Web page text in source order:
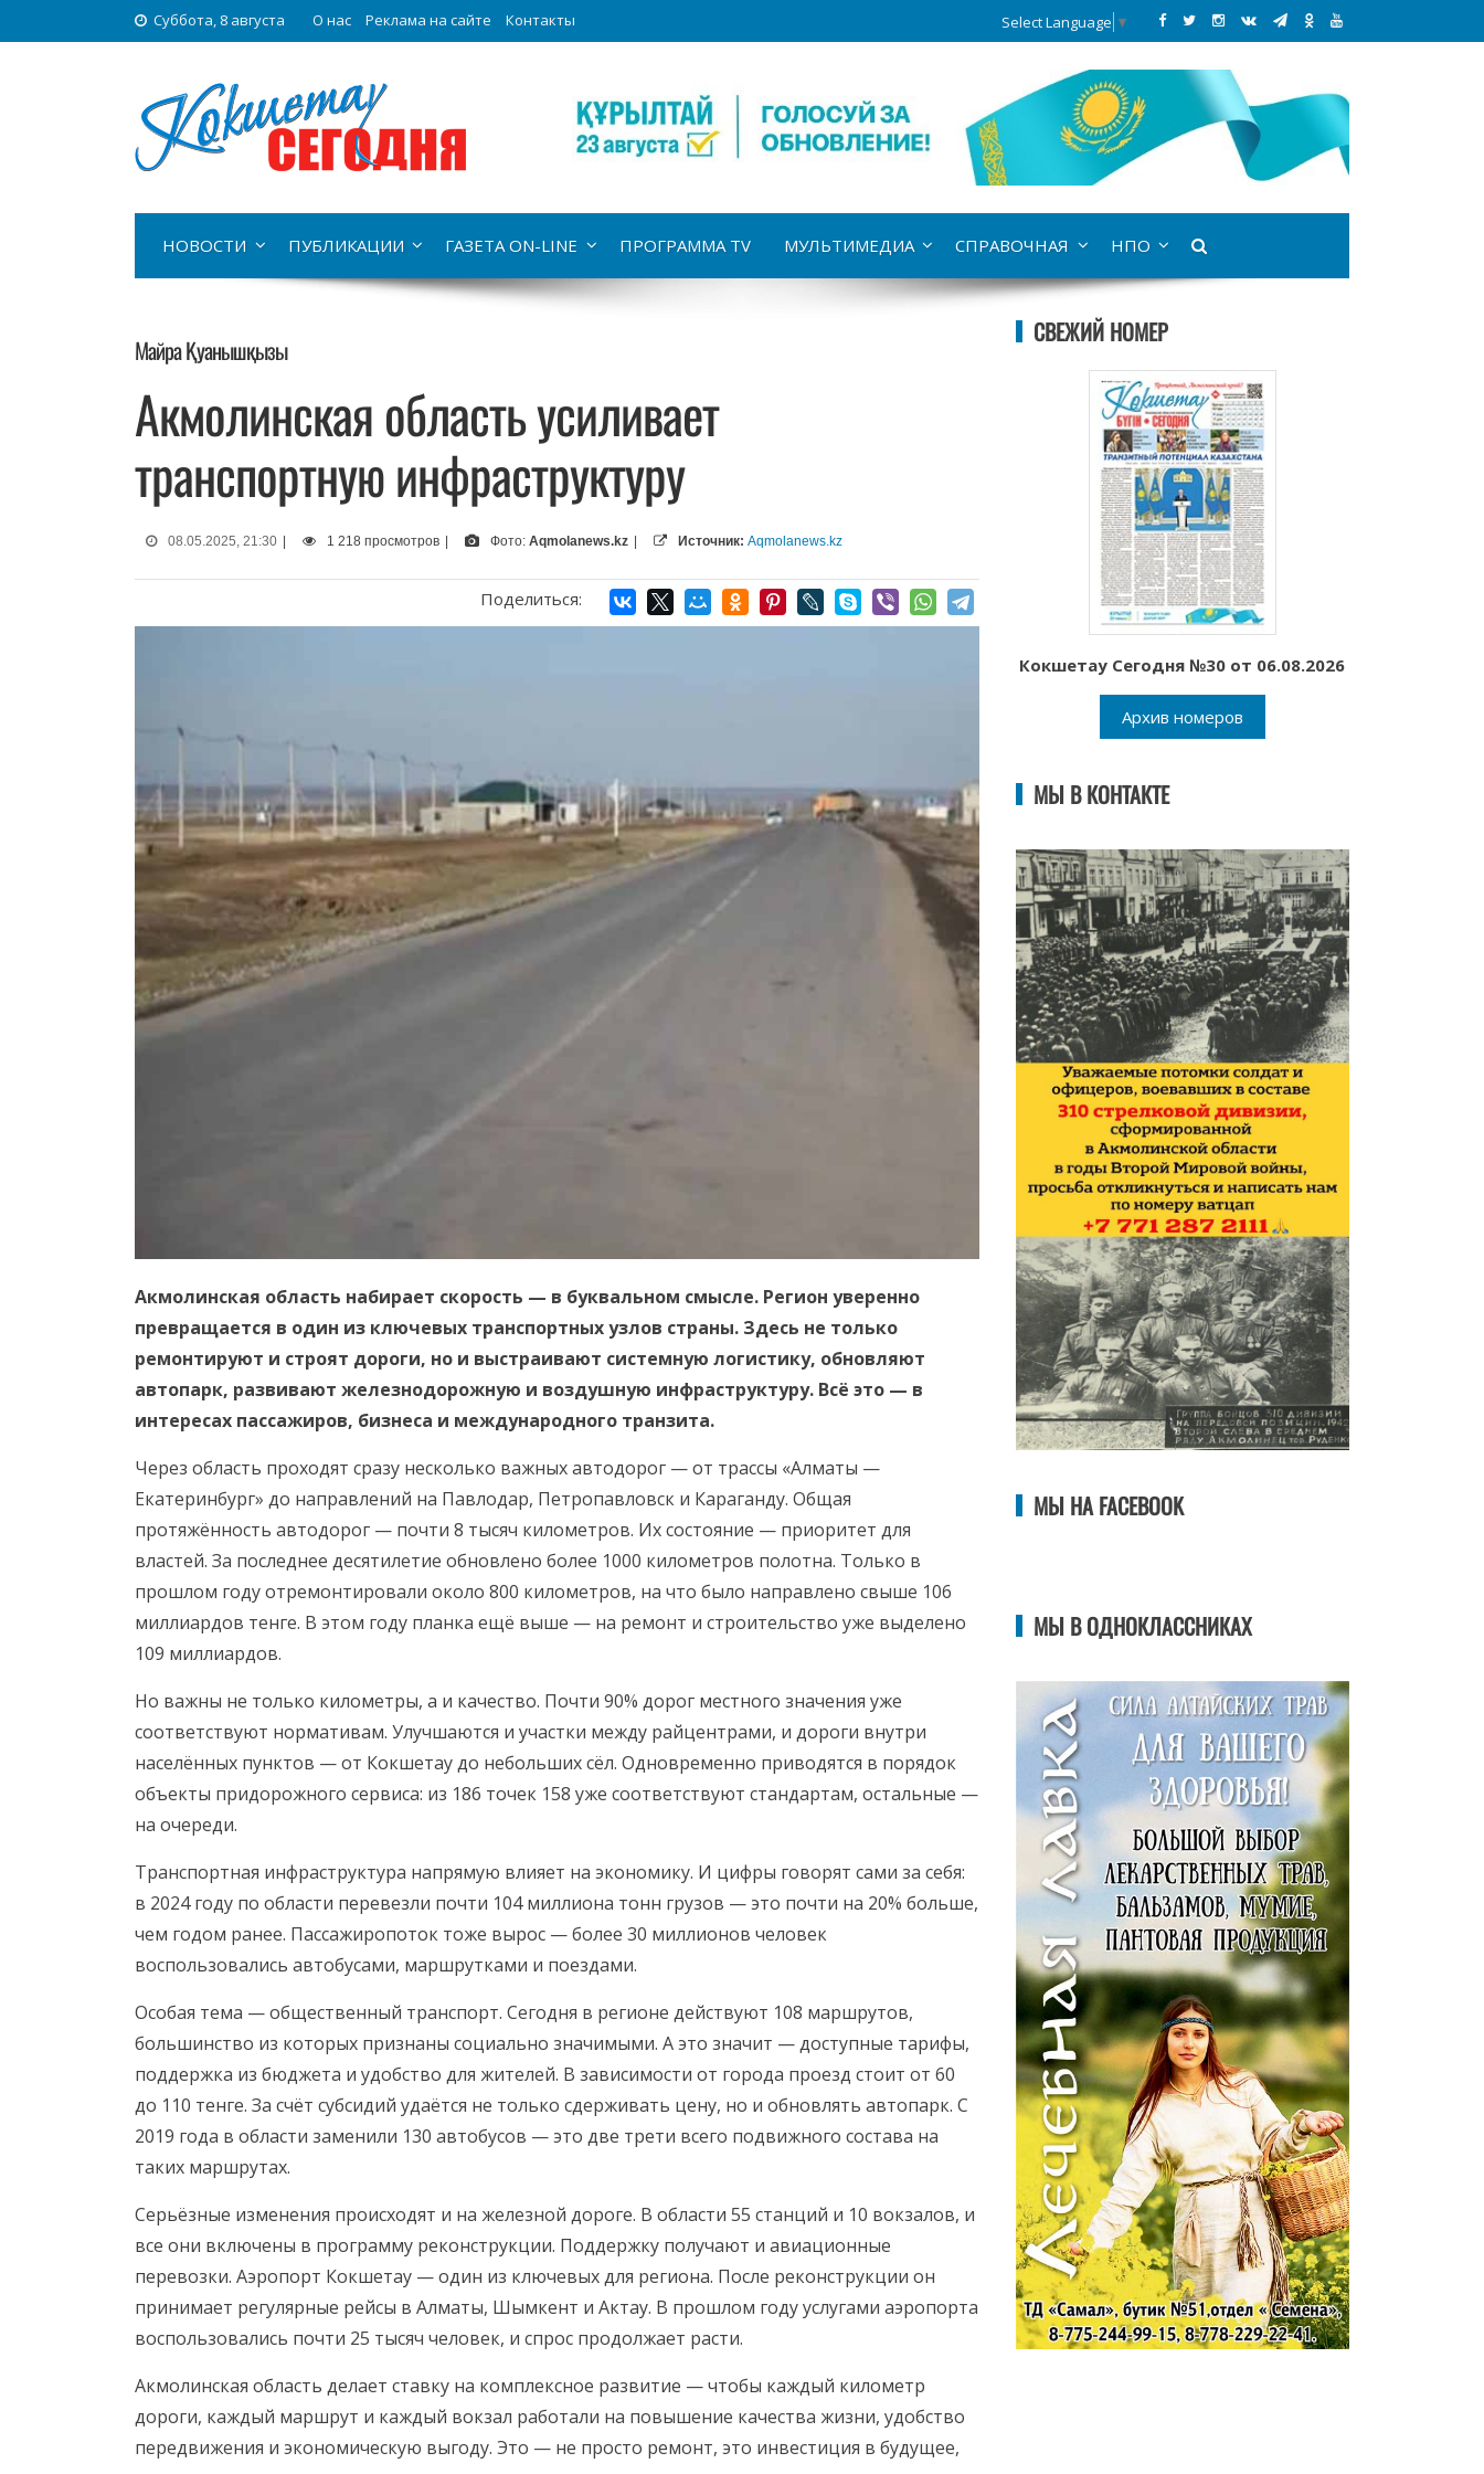
Суббота, 8 августа О нас Реклама на сайте Контакты Select Language ▼
НОВОСТИ ПУБЛИКАЦИИ ГАЗЕТА ON-LINE ПРОГРАММА TV МУЛЬТИМЕДИА СПРАВОЧНАЯ НПО
Майра Қуанышқызы
Акмолинская область усиливает
транспортную инфраструктуру
08.05.2025, 21:30 | 1 218 просмотров | Фото: Aqmolanews.kz | Источник: Aqmolanews.kz
Поделиться:
Акмолинская область набирает скорость — в буквальном смысле. Регион уверенно
превращается в один из ключевых транспортных узлов страны. Здесь не только
ремонтируют и строят дороги, но и выстраивают системную логистику, обновляют
автопарк, развивают железнодорожную и воздушную инфраструктуру. Всё это — в
интересах пассажиров, бизнеса и международного транзита.
Через область проходят сразу несколько важных автодорог — от трассы «Алматы —
Екатеринбург» до направлений на Павлодар, Петропавловск и Караганду. Общая
протяжённость автодорог — почти 8 тысяч километров. Их состояние — приоритет для
властей. За последнее десятилетие обновлено более 1000 километров полотна. Только в
прошлом году отремонтировали около 800 километров, на что было направлено свыше 106
миллиардов тенге. В этом году планка ещё выше — на ремонт и строительство уже выделено
109 миллиардов.
Но важны не только километры, а и качество. Почти 90% дорог местного значения уже
соответствуют нормативам. Улучшаются и участки между райцентрами, и дороги внутри
населённых пунктов — от Кокшетау до небольших сёл. Одновременно приводятся в порядок
объекты придорожного сервиса: из 186 точек 158 уже соответствуют стандартам, остальные —
на очереди.
Транспортная инфраструктура напрямую влияет на экономику. И цифры говорят сами за себя:
в 2024 году по области перевезли почти 104 миллиона тонн грузов — это почти на 20% больше,
чем годом ранее. Пассажиропоток тоже вырос — более 30 миллионов человек
воспользовались автобусами, маршрутками и поездами.
Особая тема — общественный транспорт. Сегодня в регионе действуют 108 маршрутов,
большинство из которых признаны социально значимыми. А это значит — доступные тарифы,
поддержка из бюджета и удобство для жителей. В зависимости от города проезд стоит от 60
до 110 тенге. За счёт субсидий удаётся не только сдерживать цену, но и обновлять автопарк. С
2019 года в области заменили 130 автобусов — это две трети всего подвижного состава на
таких маршрутах.
Серьёзные изменения происходят и на железной дороге. В области 55 станций и 10 вокзалов, и
все они включены в программу реконструкции. Поддержку получают и авиационные
перевозки. Аэропорт Кокшетау — один из ключевых для региона. После реконструкции он
принимает регулярные рейсы в Алматы, Шымкент и Актау. В прошлом году услугами аэропорта
воспользовались почти 25 тысяч человек, и спрос продолжает расти.
Акмолинская область делает ставку на комплексное развитие — чтобы каждый километр
дороги, каждый маршрут и каждый вокзал работали на повышение качества жизни, удобство
передвижения и экономическую выгоду. Это — не просто ремонт, это инвестиция в будущее,
СВЕЖИЙ НОМЕР
Кокшетау Сегодня №30 от 06.08.2026
Архив номеров
МЫ В КОНТАКТЕ
МЫ НА FACEBOOK
МЫ В ОДНОКЛАССНИКАХ